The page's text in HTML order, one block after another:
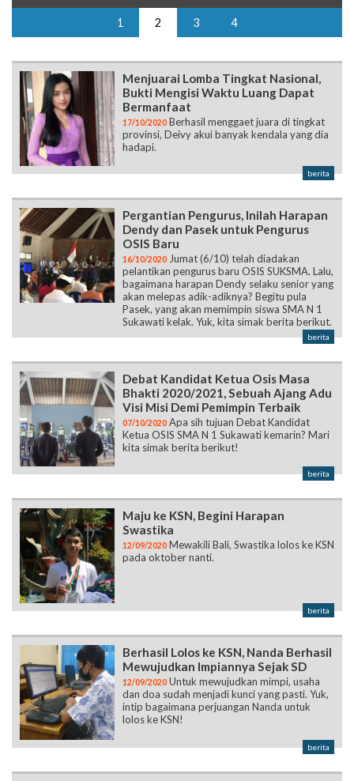
1 2 3 4
Menjuarai Lomba Tingkat Nasional,
Bukti Mengisi Waktu Luang Dapat
Bermanfaat
17/10/2020 Berhasil menggaet juara di tingkat
provinsi, Deivy akui banyak kendala yang dia
hadapi.
berita
Pergantian Pengurus, Inilah Harapan
Dendy dan Pasek untuk Pengurus
OSIS Baru
16/10/2020 Jumat (6/10) telah diadakan
pelantikan pengurus baru OSIS SUKSMA. Lalu,
bagaimana harapan Dendy selaku senior yang
akan melepas adik-adiknya? Begitu pula
Pasek, yang akan memimpin siswa SMA N 1
Sukawati kelak. Yuk, kita simak berita berikut.
berita
Debat Kandidat Ketua Osis Masa
Bhakti 2020/2021, Sebuah Ajang Adu
Visi Misi Demi Pemimpin Terbaik
07/10/2020 Apa sih tujuan Debat Kandidat
Ketua OSIS SMA N 1 Sukawati kemarin? Mari
kita simak berita berikut!
berita
Maju ke KSN, Begini Harapan
Swastika
12/09/2020 Mewakili Bali, Swastika lolos ke KSN
pada oktober nanti.
berita
Berhasil Lolos ke KSN, Nanda Berhasil
Mewujudkan Impiannya Sejak SD
12/09/2020 Untuk mewujudkan mimpi, usaha
dan doa sudah menjadi kunci yang pasti. Yuk,
intip bagaimana perjuangan Nanda untuk
lolos ke KSN!
berita